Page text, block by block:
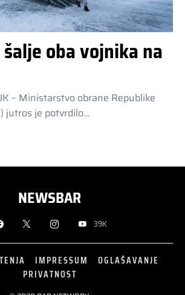
oba vojnika na
– Ministarstvo obrane Republike
jutros je potvrdilo…
NEWSBAR
39K
IMPRESSUM
OGLAŠAVANJE
PRIVATNOST